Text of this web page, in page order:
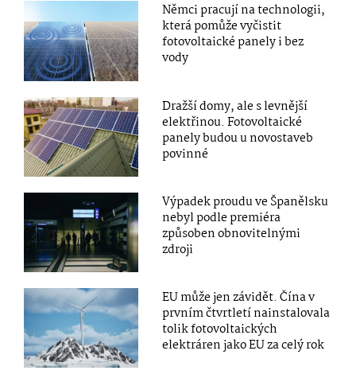
Němci pracují na technologii,
která pomůže vyčistit
fotovoltaické panely i bez
vody
Dražší domy, ale s levnější
elektřinou. Fotovoltaické
panely budou u novostaveb
povinné
Výpadek proudu ve Španělsku
nebyl podle premiéra
způsoben obnovitelnými
zdroji
EU může jen závidět. Čína v
prvním čtvrtletí nainstalovala
tolik fotovoltaických
elektráren jako EU za celý rok